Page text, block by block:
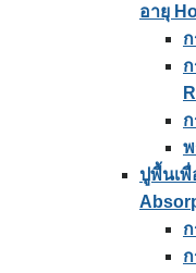
อายุ
ปูพื้นเ